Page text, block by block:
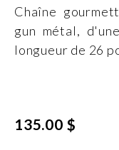
Chaîne
gun métal,
longueur de 26
135.00 $